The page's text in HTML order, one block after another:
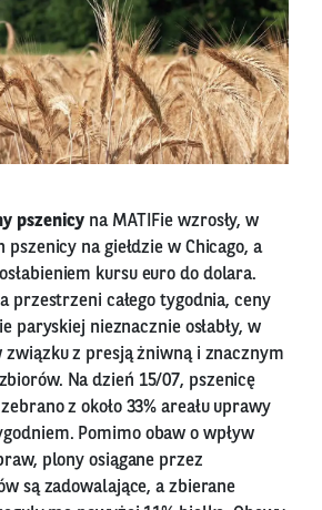
pszenicy na MATIFie wzrosły, w
pszenicy na giełdzie w Chicago, a
kursu euro do dolara.
przestrzeni całego tygodnia, ceny
paryskiej nieznacznie osłabły, w
związku z presją żniwną i znacznym
Na dzień 15/07, pszenicę
z około 33% areału uprawy
Pomimo obaw o wpływ
plony osiągane przez
są zadowalające, a zbierane